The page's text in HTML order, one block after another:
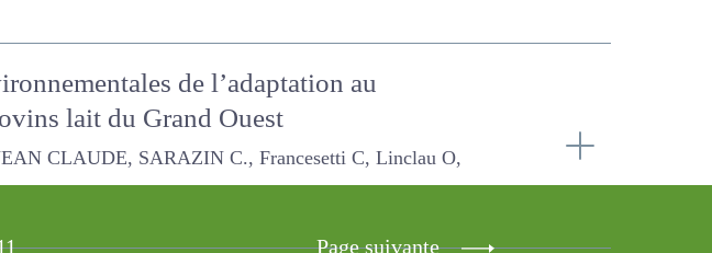
bovins lait du Grand Ouest
SARAZIN C., Francesetti C, Linclau O, Joffet I.,
Page suivante